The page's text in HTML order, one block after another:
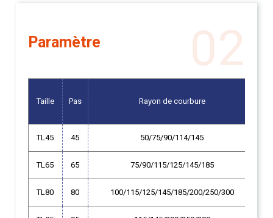
02
Paramètre
Taille Pas Rayon de courbure
TL45 45 50/75/90/114/145
TL65 65 75/90/115/125/145/185
TL80 80 100/115/125/145/185/200/250/300